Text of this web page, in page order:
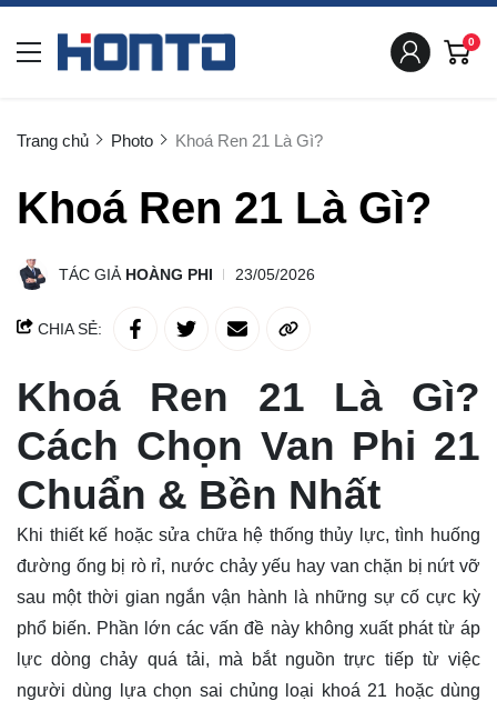
0
Trang chủ Photo Khoá Ren 21 Là Gì?
Khoá Ren 21 Là Gì?
TÁC GIẢ HOÀNG PHI 23/05/2026
CHIA SẺ:
Khoá Ren 21 Là Gì?
Cách Chọn Van Phi 21
Chuẩn & Bền Nhất
Khi thiết kế hoặc sửa chữa hệ thống thủy lực, tình huống
đường ống bị rò rỉ, nước chảy yếu hay van chặn bị nứt vỡ
sau một thời gian ngắn vận hành là những sự cố cực kỳ
phổ biến. Phần lớn các vấn đề này không xuất phát từ áp
lực dòng chảy quá tải, mà bắt nguồn trực tiếp từ việc
người dùng lựa chọn sai chủng loại khoá 21 hoặc dùng